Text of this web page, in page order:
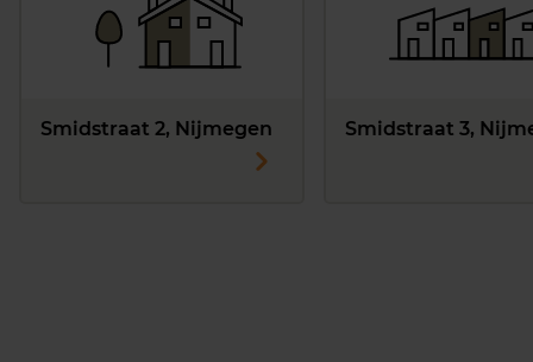
Smidstraat 2, Nijmegen Smidstraat 3,